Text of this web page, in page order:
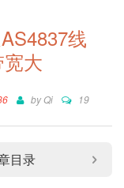
线
大
byQi 19
目录